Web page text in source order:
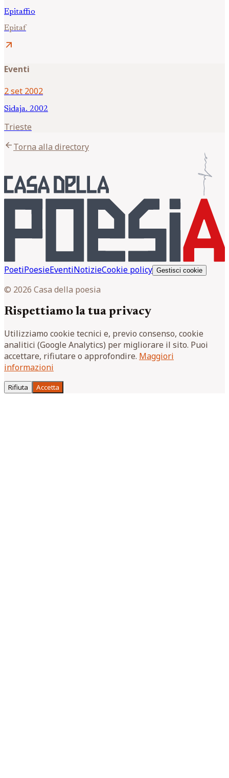
Epitaffio
Epitaf
arrow_outward
Eventi
2 set 2002
Sidaja. 2002
Trieste
arrow_backTorna alla directory
PoetiPoesieEventiNotizieCookie policy Gestisci cookie
© 2026 Casa della poesia
Rispettiamo la tua privacy
Utilizziamo cookie tecnici e, previo consenso, cookie
analitici (Google Analytics) per migliorare il sito. Puoi
accettare, rifiutare o approfondire. Maggiori
informazioni
Rifiuta Accetta